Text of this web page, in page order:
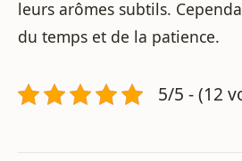
leurs arômes subtils.
du temps et de la patience.
5/5 - (12